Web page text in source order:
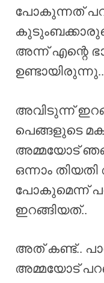
പോകുന്നത്
അന്ന് എന്റെ
ഉണ്ടായിരുന്നു..
അവിടുന്ന്
പെങ്ങളുടെ
അമ്മയോട്
ഒന്നാം
പോകുമെന്ന്
ഇറങ്ങിയത്..
അത് കണ്ട്..
അമ്മയോട്